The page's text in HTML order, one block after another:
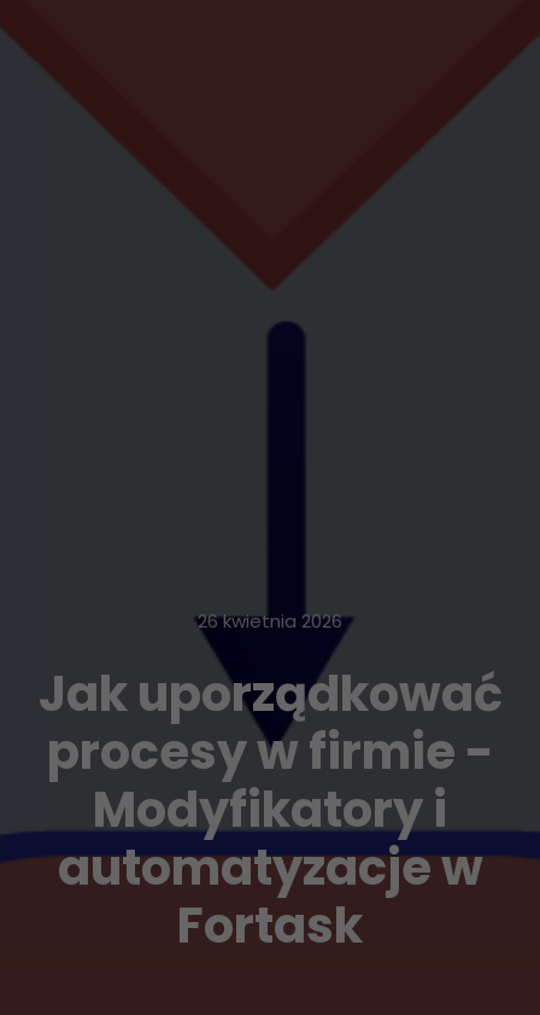
26 kwietnia 2026
Jak uporządkować
procesy w firmie -
Modyfikatory i
automatyzacje w
Fortask